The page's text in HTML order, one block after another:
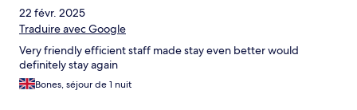
22 févr. 2025
Traduire avec Google
Very friendly efficient staff made stay even better would
definitely stay again
Bones, séjour de 1 nuit